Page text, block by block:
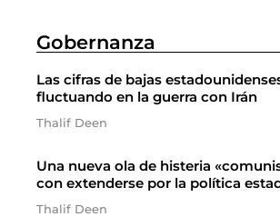
Gobernanza
Las cifras de bajas
fluctuando en la guerra con Irán
Thalif Deen
Una nueva ola de histeria
con extenderse por la política
Thalif Deen